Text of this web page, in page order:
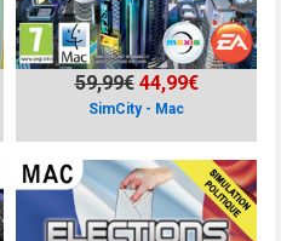
SimCity - Mac
59,99€ 44,99€